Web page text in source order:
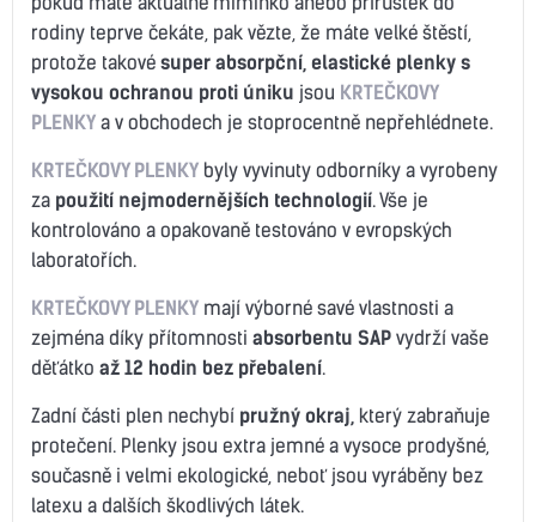
rodiny teprve čekáte, pak vězte, že máte velké štěstí,
protože takové super absorpční, elastické plenky s
vysokou ochranou proti úniku jsou KRTEČKOVY
PLENKY a v obchodech je stoprocentně nepřehlédnete.
KRTEČKOVY PLENKY byly vyvinuty odborníky a vyrobeny
za použití nejmodernějších technologií. Vše je
kontrolováno a opakovaně testováno v evropských
laboratořích.
KRTEČKOVY PLENKY mají výborné savé vlastnosti a
zejména díky přítomnosti absorbentu SAP vydrží vaše
děťátko až 12 hodin bez přebalení.
Zadní části plen nechybí pružný okraj, který zabraňuje
protečení. Plenky jsou extra jemné a vysoce prodyšné,
současně i velmi ekologické, neboť jsou vyráběny bez
latexu a dalších škodlivých látek.